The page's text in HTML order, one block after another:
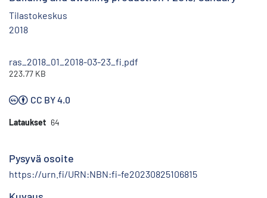
Tilastokeskus
2018
ras_2018_01_2018-03-23_fi.pdf
223.77 KB
CC BY 4.0
Lataukset 64
Pysyvä osoite
https://urn.fi/URN:NBN:fi-fe20230825106815